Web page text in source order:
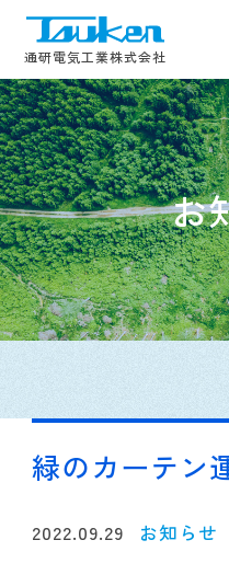
通研電気工業株式会社
お
緑のカーテン
2022.09.29 お知らせ